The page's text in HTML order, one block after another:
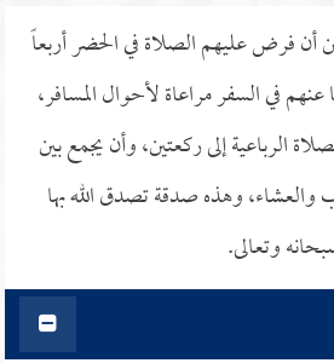
أن فرض عليهم الصلاة في الحضر أربعاً
في السفر مراعاة لأحوال المسافر،
الرباعية إلى ركعتين، وأن يجمع بين
والعشاء، وهذه صدقة تصدق الله بها
وتعالى.